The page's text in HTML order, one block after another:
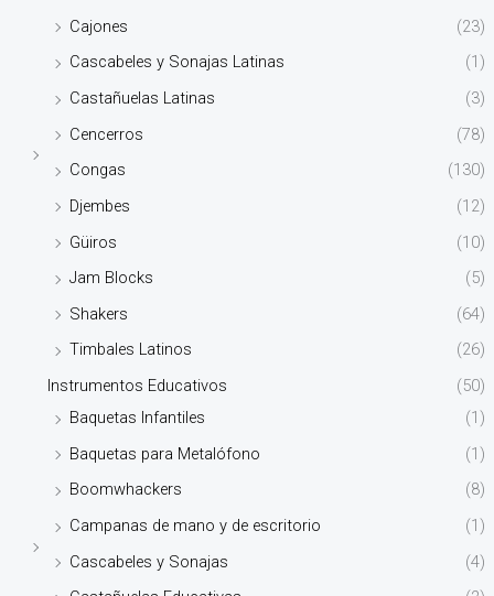
Cajones
(23)
Cascabeles y Sonajas Latinas
(1)
Castañuelas Latinas
(3)
Cencerros
(78)
Congas
(130)
Djembes
(12)
Güiros
(10)
Jam Blocks
(5)
Shakers
(64)
Timbales Latinos
(26)
Instrumentos Educativos
(50)
Baquetas Infantiles
(1)
Baquetas para Metalófono
(1)
Boomwhackers
(8)
Campanas de mano y de escritorio
(1)
Cascabeles y Sonajas
(4)